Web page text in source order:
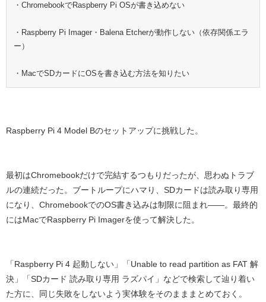
・ChromebookでRaspberry Pi OSが書き込めない
・Raspberry Pi Imager・Balena Etcherが動作しない（依存関係エラ
ー）
・MacでSDカードにOSを書き込む方法を知りたい
Raspberry Pi 4 Model Bのセットアップに挑戦した。
最初はChromebookだけで完結するつもりだったが、思わぬトラブ
ルの連続だった。 ブートループにハマり、SDカードは読み取り専用
になり、ChromebookでのOS書き込みは制限に阻まれ——。最終的
にはMacでRaspberry Pi Imagerを使って解決した。
「Raspberry Pi 4 起動しない 」「Unable to read partition as FAT 解
決 」「SDカード 読み取り専用 ラズパイ 」などで検索して辿り着い
た方に、同じ失敗をしないよう実体験をそのまままとめておく。